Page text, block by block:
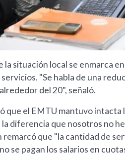
la situación local se enmarca
"Se habla de una
del 20", señaló.
que el EMTU mantuvo
diferencia que nosotros no
remarcó que "la cantidad de
se pagan los salarios en